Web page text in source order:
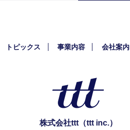
トピックス 事業内容 会社案内
株式会社ttt（ttt inc.）